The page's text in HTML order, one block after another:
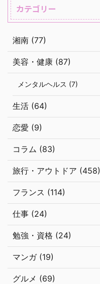
カテゴリー
湘南 (77)
美容・健康 (87)
メンタルヘルス (7)
生活 (64)
恋愛 (9)
コラム (83)
旅行・アウトドア (458)
フランス (114)
仕事 (24)
勉強・資格 (24)
マンガ (19)
グルメ (69)